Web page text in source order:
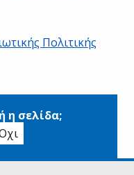
Πολιτικής
η σελίδα;